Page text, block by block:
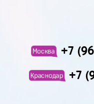
Москва +7
Краснодар +7